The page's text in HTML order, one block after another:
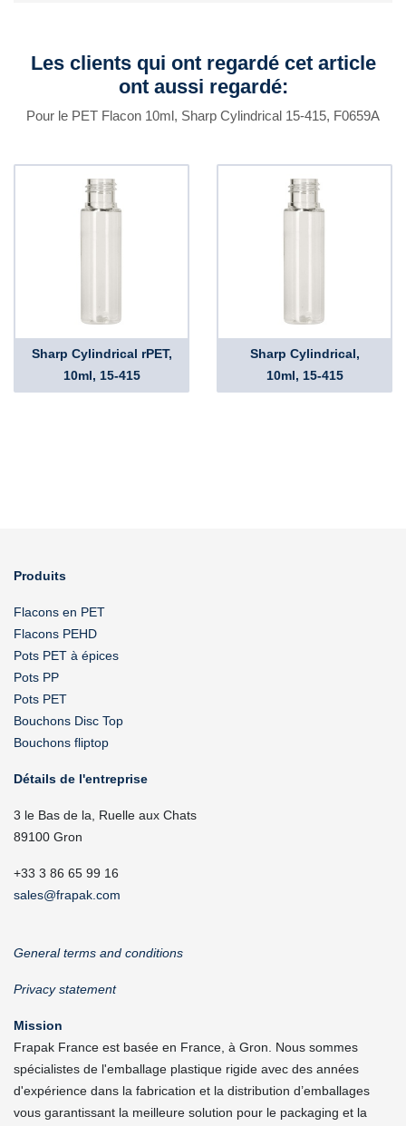
Les clients qui ont regardé cet article
ont aussi regardé:
Pour le PET Flacon 10ml, Sharp Cylindrical 15-415, F0659A
Sharp Cylindrical rPET,
10ml, 15-415
Sharp Cylindrical,
10ml, 15-415
Produits
Flacons en PET
Flacons PEHD
Pots PET à épices
Pots PP
Pots PET
Bouchons Disc Top
Bouchons fliptop
Détails de l'entreprise
3 le Bas de la, Ruelle aux Chats
89100 Gron
+33 3 86 65 99 16
sales@frapak.com
General terms and conditions
Privacy statement
Mission
Frapak France est basée en France, à Gron. Nous sommes
spécialistes de l'emballage plastique rigide avec des années
d'expérience dans la fabrication et la distribution d’emballages
vous garantissant la meilleure solution pour le packaging et la